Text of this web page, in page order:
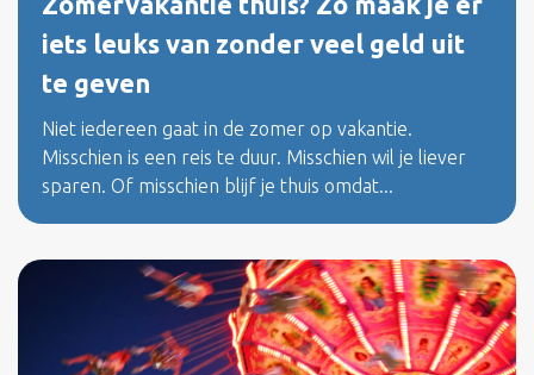
iets leuks van zonder veel geld uit
te geven
Niet iedereen gaat in de zomer op vakantie.
Misschien is een reis te duur. Misschien wil je liever
sparen. Of misschien blijf je thuis omdat...